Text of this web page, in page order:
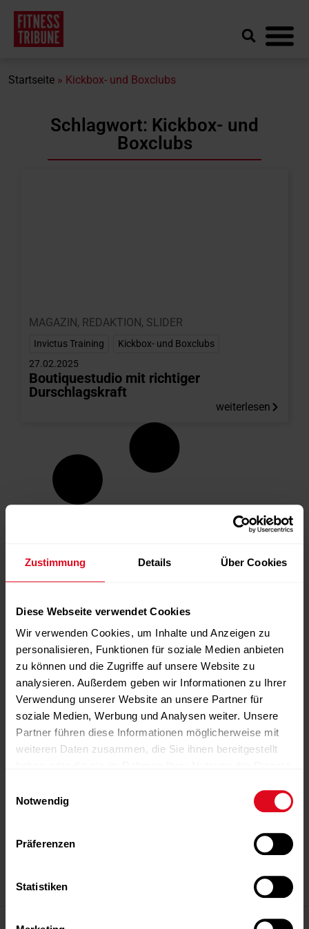
Zustimmung Details Über Cookies
Diese Webseite verwendet Cookies
Wir verwenden Cookies, um Inhalte und Anzeigen zu
personalisieren, Funktionen für soziale Medien anbieten
zu können und die Zugriffe auf unsere Website zu
analysieren. Außerdem geben wir Informationen zu Ihrer
Verwendung unserer Website an unsere Partner für
soziale Medien, Werbung und Analysen weiter. Unsere
Partner führen diese Informationen möglicherweise mit
weiteren Daten zusammen, die Sie ihnen bereitgestellt
Notwendig
Präferenzen
Statistiken
Startseite » Kickbox- und Boxclubs
Schlagwort: Kickbox- und
Boxclubs
MAGAZIN, REDAKTION, SLIDER
Invictus Training
Kickbox- und Boxclubs
27.02.2025
Boutiquestudio mit richtiger
Durschlagskraft
weiterlesen
-Anzeige-
-Anzeige-